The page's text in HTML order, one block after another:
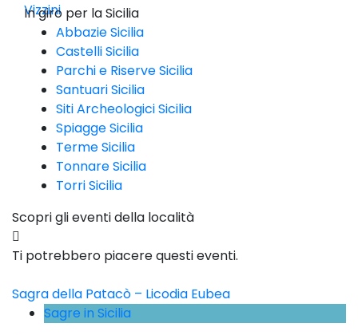
Vizzini
In giro per la Sicilia
Abbazie Sicilia
Castelli Sicilia
Parchi e Riserve Sicilia
Santuari Sicilia
Siti Archeologici Sicilia
Spiagge Sicilia
Terme Sicilia
Tonnare Sicilia
Torri Sicilia
Scopri gli eventi della località
Ti potrebbero piacere questi eventi.
Sagra della Patacò – Licodia Eubea
Sagre in Sicilia